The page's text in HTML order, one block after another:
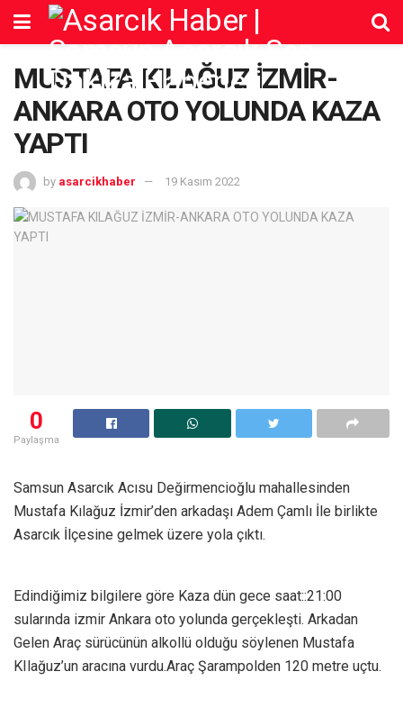
MUSTAFA KILAĞUZ İZMİR-
ANKARA OTO YOLUNDA KAZA
YAPTI
by asarcikhaber 19 Kasım 2022
0
Paylaşma
Samsun Asarcık Acısu Değirmencioğlu mahallesinden
Mustafa Kılağuz İzmir’den arkadaşı Adem Çamlı İle birlikte
Asarcık İlçesine gelmek üzere yola çıktı.
Edindiğimiz bilgilere göre Kaza dün gece saat::21:00
sularında izmir Ankara oto yolunda gerçekleşti. Arkadan
Gelen Araç sürücünün alkollü olduğu söylenen Mustafa
KIlağuz’un aracına vurdu.Araç Şarampolden 120 metre uçtu.